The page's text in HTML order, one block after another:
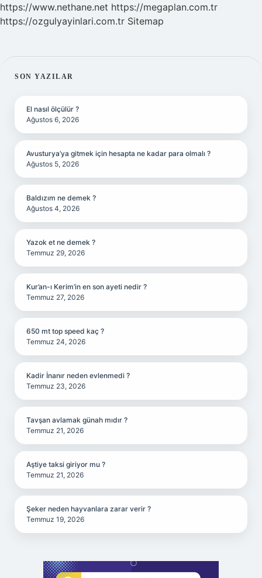
https://www.nethane.net https://megaplan.com.tr
https://ozgulyayinlari.com.tr Sitemap
SIDEBAR
SON YAZILAR
El nasıl ölçülür ?
Ağustos 6, 2026
Avusturya’ya gitmek için hesapta ne kadar para olmalı ?
Ağustos 5, 2026
Baldızım ne demek ?
Ağustos 4, 2026
Yazok et ne demek ?
Temmuz 29, 2026
Kur’an-ı Kerim’in en son ayeti nedir ?
Temmuz 27, 2026
650 mt top speed kaç ?
Temmuz 24, 2026
Kadir İnanır neden evlenmedi ?
Temmuz 23, 2026
Tavşan avlamak günah mıdır ?
Temmuz 21, 2026
Aştiye taksi giriyor mu ?
Temmuz 21, 2026
Şeker neden hayvanlara zarar verir ?
Temmuz 19, 2026